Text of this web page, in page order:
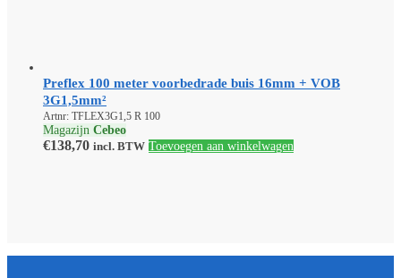
Preflex 100 meter voorbedrade buis 16mm + VOB
3G1,5mm²
Artnr: TFLEX3G1,5 R 100
Magazijn Cebeo
€138,70 incl. BTW Toevoegen aan winkelwagen